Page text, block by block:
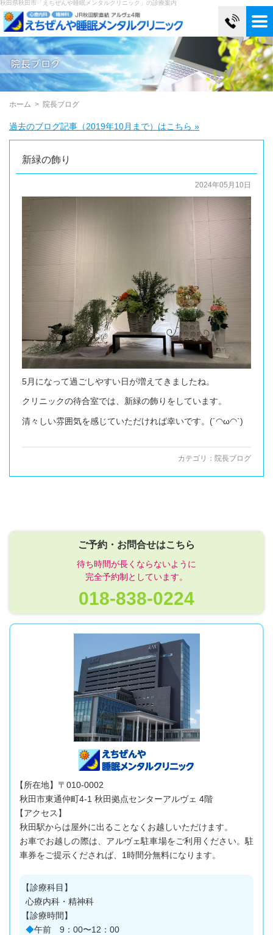
秋田県秋田市「えちぜんや睡眠メンタルクリニック」の診療案内
ホーム > 院長ブログ
過去のブログ記事（2019年10月まで）はこちら »
新緑の飾り
2024年05月10日
5月になって過ごしやすい日が増えてきましたね。
クリニックの待合室では、新緑の飾りをしています。
清々しい雰囲気を感じていただければ幸いです。(´◠ω◠`)
カテゴリ： 院長ブログ
ご予約・お問合せはこちら
待ち時間が長くならないように
完全予約制としています。
018-838-0224
【所在地】〒010-0002
秋田市東通仲町4-1 秋田拠点センターアルヴェ 4階
【アクセス】
秋田駅からは屋外に出ることなくお越しいただけます。
お車でお越しの際は、アルヴェ駐車場をご利用ください。駐
車券をご提示くだされば、1時間分無料になります。
【診療科目】
心療内科・精神科
【診療時間】
◆午前 9：00〜12：00